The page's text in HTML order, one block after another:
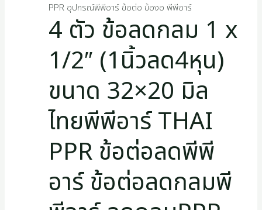
PPR อุปกรณ์พีพีอาร์ ข้อต่อ ข้องอ พีพีอาร์
4 ตัว ข้อลดกลม 1 x
1/2″ (1นิ้วลด4หุน)
ขนาด 32×20 มิล
ไทยพีพีอาร์ THAI
PPR ข้อต่อลดพีพี
อาร์ ข้อต่อลดกลมพี